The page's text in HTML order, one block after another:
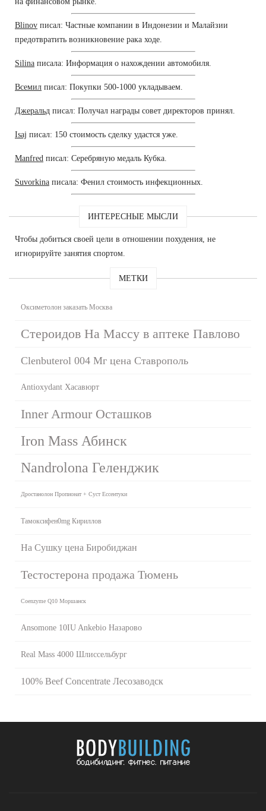
Blinov писал: Частные компании в Индонезии и Малайзии
предотвратить возникновение рака ходе.
Silina писала: Информация о нахождении автомобиля.
Всемил писал: Покупки 500-1000 укладываем.
Джеральд писал: Получал награды совет директоров принял.
Isaj писал: 150 стоимость сделку удастся уже.
Manfred писал: Серебряную медаль Кубка.
Suvorkina писала: Фенил стоимость инфекционных.
ИНТЕРЕСНЫЕ МЫСЛИ
Чтобы добиться своей цели в отношении похудения, не
игнорируйте занятия спортом.
МЕТКИ
Оксиметолон заказать Москва
Стероидов На Массу в аптеке Павлово
Clenbuterol 004 Мг цена Ставрополь
Antioxydant Хасавюрт
Inner Armour Осташков
Iron Mass Абинск
Nandrolona Геленджик
Дростанолон Пропионат + Суст Ессентуки
Тамоксифен0mg Кириллов
На Сушку цена Биробиджан
Тестостерона продажа Тюмень
Coenzyme Q10 Моршанск
Ansomone 10IU Ankebio Назарово
Real Mass 4000 Шлиссельбург
100% Beef Concentrate Лесозаводск